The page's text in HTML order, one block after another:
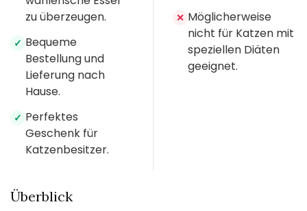
zu überzeugen.
✓ Bequeme
Bestellung und
Lieferung nach
Hause.
✓ Perfektes
Geschenk für
Katzenbesitzer.
✕ Möglicherweise
nicht für Katzen mit
speziellen Diäten
geeignet.
Überblick